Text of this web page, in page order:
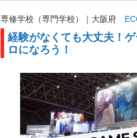
専修学校（専門学校）｜大阪府
経験がなくても大丈夫！
ロになろう！